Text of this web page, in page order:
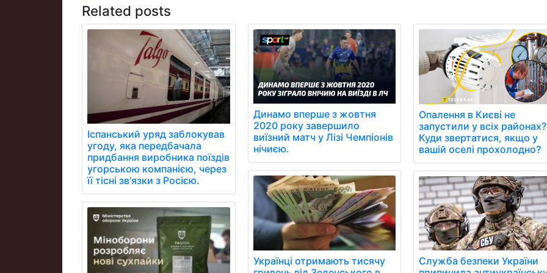
Related posts
Іспанський уряд заблокував
угоду, яка передбачала
придбання виробника поїздів
угорською компанією, через
її тісні зв'язки з Росією.
Динамо вперше з жовтня
2020 року завершило
виїзний матч у Лізі Чемпіонів
нічиєю.
Українці отримають тисячу
Опалення в Києві не
запустили у всіх районах?
Куди звертатися, якщо у
вашій оселі прохолодно?
Служба безпеки України